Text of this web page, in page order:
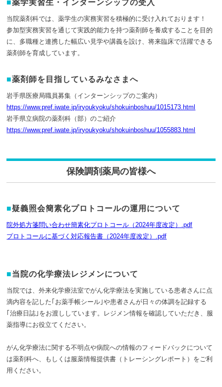
薬学実習生・インターンシップの受入
当院薬剤科では、薬学生の実務実習を積極的に受け入れております！
参加型実務実習を通じて実践的能力を持つ薬剤師を養成することを目的
に、多職種と連携した幅広い見学や講義を設け、将来臨床で活躍できる
薬剤師を育成しています。
薬剤師を目指しているみなさまへ
岩手県医療局職員募集（インターンシップのご案内）
https://www.pref.iwate.jp/iryoukyoku/shokuinboshuu/1015173.html
岩手県立病院の薬剤科（部）のご紹介
https://www.pref.iwate.jp/iryoukyoku/shokuinboshuu/1055883.html
保険調剤薬局の皆様へ
疑義照会簡素化プロトコールの運用について
院外処方箋問い合わせ簡素化プロトコール（2024年度改定）.pdf
プロトコールに基づく対応報告書（2024年度改定）.pdf
当院の化学療法レジメンについて
当院では、外来化学療法室でがん化学療法を実施している患者さんに点
滴内容を記した｢お薬手帳シール｣や患者さんが日々の体調を記録する
｢治療日誌｣をお渡ししています。レジメン情報を確認していただき、服
薬指導にお役立てください。
がん化学療法に関する不明点や病院への情報のフィードバックについて
は薬剤科へ、もしくは服薬情報提供書（トレーシングレポート）をご利
用ください。